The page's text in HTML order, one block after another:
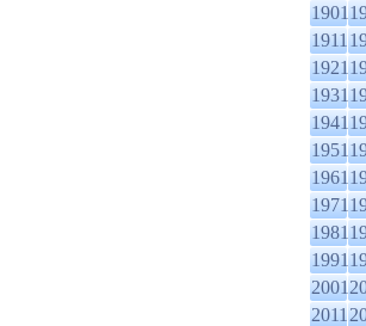
1901
1911
1921
1931
1941
1951
1961
1971
1981
1991
2001
2011